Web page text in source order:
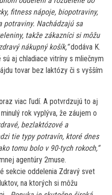
fitness nápoje, biopotraviny,
potraviny. Nachádzajú sa
takže zákazníci si môžu
nákupný košík,“dodáva K.
aj chladiace vitríny s mliečnym
tovar bez laktózy či s vyšším
viac ľudí. A potvrdzujú to aj
rok vyplýva, že záujem o
bezlaktózové a
tie typy potravín, ktoré dnes
tomu bolo v 90-tych rokoch,“
agentúry 2muse.
sekcie oddelenia Zdravý svet
na ktorých si môžu